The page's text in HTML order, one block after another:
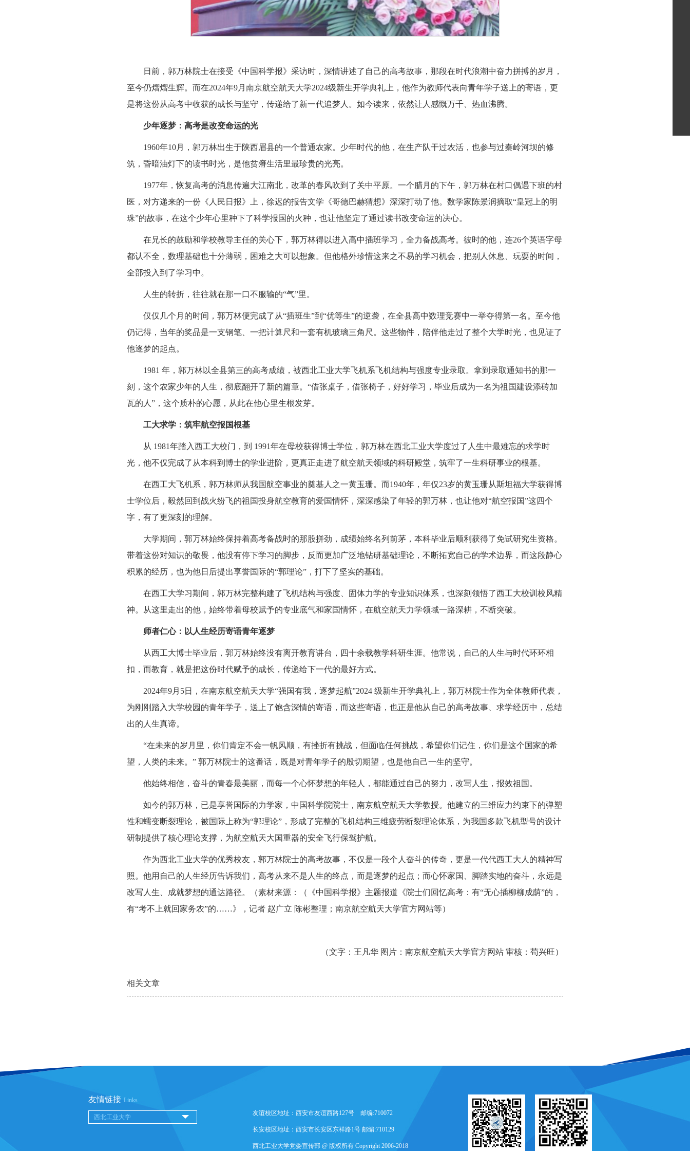
日前，郭万林院士在接受《中国科学报》采访时，深情讲述了自己的高考故事，那段在时代浪潮中奋力拼搏的岁月，
至今仍熠熠生辉。而在2024年9月南京航空航天大学2024级新生开学典礼上，他作为教师代表向青年学子送上的寄语，更
是将这份从高考中收获的成长与坚守，传递给了新一代追梦人。如今读来，依然让人感慨万千、热血沸腾。
少年逐梦：高考是改变命运的光
1960年10月，郭万林出生于陕西眉县的一个普通农家。少年时代的他，在生产队干过农活，也参与过秦岭河坝的修
筑，昏暗油灯下的读书时光，是他贫瘠生活里最珍贵的光亮。
1977年，恢复高考的消息传遍大江南北，改革的春风吹到了关中平原。一个腊月的下午，郭万林在村口偶遇下班的村
医，对方递来的一份《人民日报》上，徐迟的报告文学《哥德巴赫猜想》深深打动了他。数学家陈景润摘取“皇冠上的明
珠”的故事，在这个少年心里种下了科学报国的火种，也让他坚定了通过读书改变命运的决心。
在兄长的鼓励和学校教导主任的关心下，郭万林得以进入高中插班学习，全力备战高考。彼时的他，连26个英语字母
都认不全，数理基础也十分薄弱，困难之大可以想象。但他格外珍惜这来之不易的学习机会，把别人休息、玩耍的时间，
全部投入到了学习中。
人生的转折，往往就在那一口不服输的“气”里。
仅仅几个月的时间，郭万林便完成了从“插班生”到“优等生”的逆袭，在全县高中数理竞赛中一举夺得第一名。至今他
仍记得，当年的奖品是一支钢笔、一把计算尺和一套有机玻璃三角尺。这些物件，陪伴他走过了整个大学时光，也见证了
他逐梦的起点。
1981 年，郭万林以全县第三的高考成绩，被西北工业大学飞机系飞机结构与强度专业录取。拿到录取通知书的那一
刻，这个农家少年的人生，彻底翻开了新的篇章。“借张桌子，借张椅子，好好学习，毕业后成为一名为祖国建设添砖加
瓦的人”，这个质朴的心愿，从此在他心里生根发芽。
工大求学：筑牢航空报国根基
从 1981年踏入西工大校门，到 1991年在母校获得博士学位，郭万林在西北工业大学度过了人生中最难忘的求学时
光，他不仅完成了从本科到博士的学业进阶，更真正走进了航空航天领域的科研殿堂，筑牢了一生科研事业的根基。
在西工大飞机系，郭万林师从我国航空事业的奠基人之一黄玉珊。而1940年，年仅23岁的黄玉珊从斯坦福大学获得博
士学位后，毅然回到战火纷飞的祖国投身航空教育的爱国情怀，深深感染了年轻的郭万林，也让他对“航空报国”这四个
字，有了更深刻的理解。
大学期间，郭万林始终保持着高考备战时的那股拼劲，成绩始终名列前茅，本科毕业后顺利获得了免试研究生资格。
带着这份对知识的敬畏，他没有停下学习的脚步，反而更加广泛地钻研基础理论，不断拓宽自己的学术边界，而这段静心
积累的经历，也为他日后提出享誉国际的“郭理论”，打下了坚实的基础。
在西工大学习期间，郭万林完整构建了飞机结构与强度、固体力学的专业知识体系，也深刻领悟了西工大校训校风精
神。从这里走出的他，始终带着母校赋予的专业底气和家国情怀，在航空航天力学领域一路深耕，不断突破。
师者仁心：以人生经历寄语青年逐梦
从西工大博士毕业后，郭万林始终没有离开教育讲台，四十余载教学科研生涯。他常说，自己的人生与时代环环相
扣，而教育，就是把这份时代赋予的成长，传递给下一代的最好方式。
2024年9月5日，在南京航空航天大学“强国有我，逐梦起航”2024 级新生开学典礼上，郭万林院士作为全体教师代表，
为刚刚踏入大学校园的青年学子，送上了饱含深情的寄语，而这些寄语，也正是他从自己的高考故事、求学经历中，总结
出的人生真谛。
“在未来的岁月里，你们肯定不会一帆风顺，有挫折有挑战，但面临任何挑战，希望你们记住，你们是这个国家的希
望，人类的未来。” 郭万林院士的这番话，既是对青年学子的殷切期望，也是他自己一生的坚守。
他始终相信，奋斗的青春最美丽，而每一个心怀梦想的年轻人，都能通过自己的努力，改写人生，报效祖国。
如今的郭万林，已是享誉国际的力学家，中国科学院院士，南京航空航天大学教授。他建立的三维应力约束下的弹塑
性和蠕变断裂理论，被国际上称为“郭理论”，形成了完整的飞机结构三维疲劳断裂理论体系，为我国多款飞机型号的设计
研制提供了核心理论支撑，为航空航天大国重器的安全飞行保驾护航。
作为西北工业大学的优秀校友，郭万林院士的高考故事，不仅是一段个人奋斗的传奇，更是一代代西工大人的精神写
照。他用自己的人生经历告诉我们，高考从来不是人生的终点，而是逐梦的起点；而心怀家国、脚踏实地的奋斗，永远是
改写人生、成就梦想的通达路径。（素材来源：（《中国科学报》主题报道《院士们回忆高考：有“无心插柳柳成荫”的，
有“考不上就回家务农”的……》，记者 赵广立 陈彬整理；南京航空航天大学官方网站等）
（文字：王凡华 图片：南京航空航天大学官方网站 审核：苟兴旺）
相关文章
友情链接 Links
友谊校区地址：西安市友谊西路127号 邮编:710072
长安校区地址：西安市长安区东祥路1号 邮编:710129
西北工业大学党委宣传部 @ 版权所有 Copyright 2006-2018